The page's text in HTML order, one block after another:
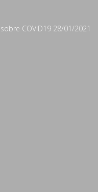
COVID19 28/01/2021